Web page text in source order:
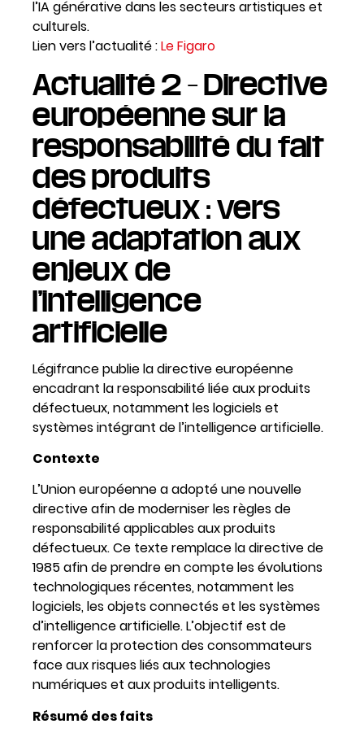
l’IA générative dans les secteurs artistiques et
culturels.
Lien vers l’actualité :Le Figaro
Actualité 2 – Directive
européenne sur la
responsabilité du fait
des produits
défectueux : vers
une adaptation aux
enjeux de
l’intelligence
artificielle
Légifrance publie la directive européenne
encadrant la responsabilité liée aux produits
défectueux, notamment les logiciels et
systèmes intégrant de l’intelligence artificielle.
Contexte
L’Union européenne a adopté une nouvelle
directive afin de moderniser les règles de
responsabilité applicables aux produits
défectueux. Ce texte remplace la directive de
1985 afin de prendre en compte les évolutions
technologiques récentes, notamment les
logiciels, les objets connectés et les systèmes
d’intelligence artificielle. L’objectif est de
renforcer la protection des consommateurs
face aux risques liés aux technologies
numériques et aux produits intelligents.
Résumé des faits